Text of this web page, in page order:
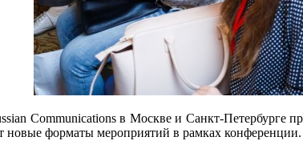
Communications в Москве и Санкт-
новые форматы мероприятий в рамках